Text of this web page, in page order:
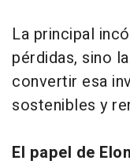
La principal
pérdidas, sino
convertir esa
sostenibles y
El papel de